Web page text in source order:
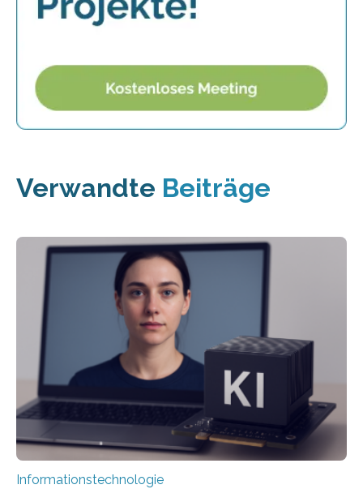
Verwandte Beiträge
Informationstechnologie